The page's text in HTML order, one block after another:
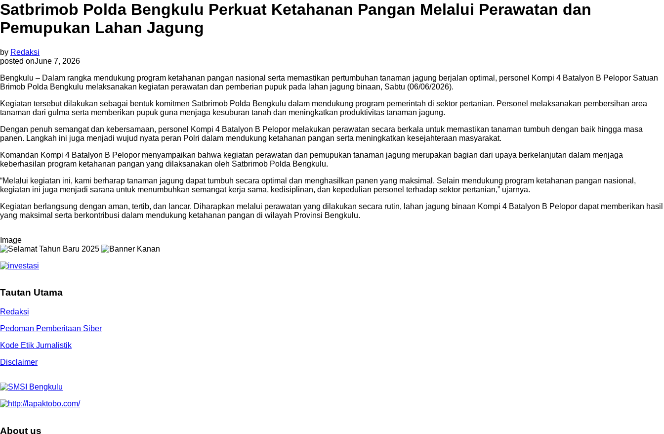
Satbrimob Polda Bengkulu Perkuat Ketahanan Pangan Melalui Perawatan dan
Pemupukan Lahan Jagung
by Redaksi
posted onJune 7, 2026
Bengkulu – Dalam rangka mendukung program ketahanan pangan nasional serta memastikan pertumbuhan tanaman jagung berjalan optimal, personel Kompi 4 Batalyon B Pelopor Satuan
Brimob Polda Bengkulu melaksanakan kegiatan perawatan dan pemberian pupuk pada lahan jagung binaan, Sabtu (06/06/2026).
Kegiatan tersebut dilakukan sebagai bentuk komitmen Satbrimob Polda Bengkulu dalam mendukung program pemerintah di sektor pertanian. Personel melaksanakan pembersihan area
tanaman dari gulma serta memberikan pupuk guna menjaga kesuburan tanah dan meningkatkan produktivitas tanaman jagung.
Dengan penuh semangat dan kebersamaan, personel Kompi 4 Batalyon B Pelopor melakukan perawatan secara berkala untuk memastikan tanaman tumbuh dengan baik hingga masa
panen. Langkah ini juga menjadi wujud nyata peran Polri dalam mendukung ketahanan pangan serta meningkatkan kesejahteraan masyarakat.
Komandan Kompi 4 Batalyon B Pelopor menyampaikan bahwa kegiatan perawatan dan pemupukan tanaman jagung merupakan bagian dari upaya berkelanjutan dalam menjaga
keberhasilan program ketahanan pangan yang dilaksanakan oleh Satbrimob Polda Bengkulu.
“Melalui kegiatan ini, kami berharap tanaman jagung dapat tumbuh secara optimal dan menghasilkan panen yang maksimal. Selain mendukung program ketahanan pangan nasional,
kegiatan ini juga menjadi sarana untuk menumbuhkan semangat kerja sama, kedisiplinan, dan kepedulian personel terhadap sektor pertanian,” ujarnya.
Kegiatan berlangsung dengan aman, tertib, dan lancar. Diharapkan melalui perawatan yang dilakukan secara rutin, lahan jagung binaan Kompi 4 Batalyon B Pelopor dapat memberikan hasil
yang maksimal serta berkontribusi dalam mendukung ketahanan pangan di wilayah Provinsi Bengkulu.
Image
Tautan Utama
Redaksi
Pedoman Pemberitaan Siber
Kode Etik Jurnalistik
Disclaimer
About us